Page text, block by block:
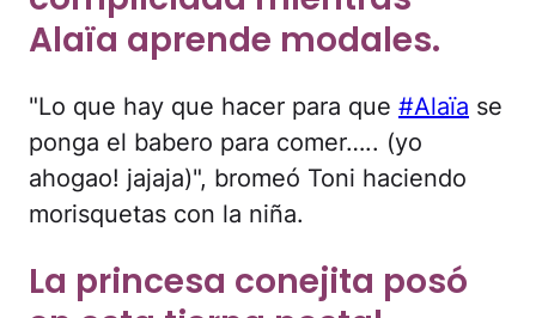
Alaïa aprende modales.
"Lo que hay que hacer para que #Alaïa se
ponga el babero para comer….. (yo
ahogao! jajaja)", bromeó Toni haciendo
morisquetas con la niña.
La princesa conejita posó